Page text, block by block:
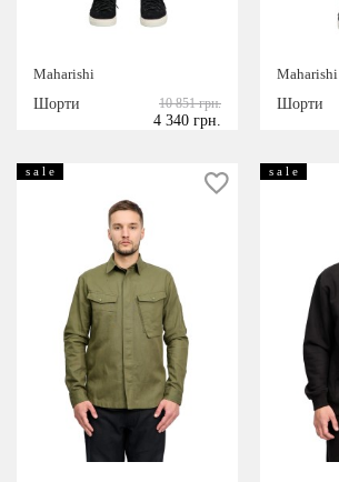
Maharishi
Шорти
10 851 грн.
4 340 грн.
Maharishi
Шорти
s a l e s a l e